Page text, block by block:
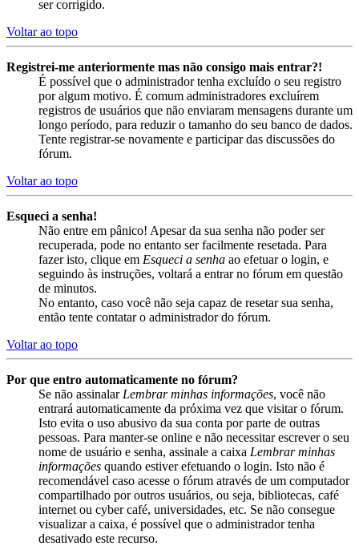
ser corrigido.
Voltar ao topo
Registrei-me anteriormente mas não consigo mais entrar?!
É possível que o administrador tenha excluído o seu registro
por algum motivo. É comum administradores excluírem
registros de usuários que não enviaram mensagens durante um
longo período, para reduzir o tamanho do seu banco de dados.
Tente registrar-se novamente e participar das discussões do
fórum.
Voltar ao topo
Esqueci a senha!
Não entre em pânico! Apesar da sua senha não poder ser
recuperada, pode no entanto ser facilmente resetada. Para
fazer isto, clique em Esqueci a senha ao efetuar o login, e
seguindo às instruções, voltará a entrar no fórum em questão
de minutos.
No entanto, caso você não seja capaz de resetar sua senha,
então tente contatar o administrador do fórum.
Voltar ao topo
Por que entro automaticamente no fórum?
Se não assinalar Lembrar minhas informações, você não
entrará automaticamente da próxima vez que visitar o fórum.
Isto evita o uso abusivo da sua conta por parte de outras
pessoas. Para manter-se online e não necessitar escrever o seu
nome de usuário e senha, assinale a caixa Lembrar minhas
informações quando estiver efetuando o login. Isto não é
recomendável caso acesse o fórum através de um computador
compartilhado por outros usuários, ou seja, bibliotecas, café
internet ou cyber café, universidades, etc. Se não consegue
visualizar a caixa, é possível que o administrador tenha
desativado este recurso.